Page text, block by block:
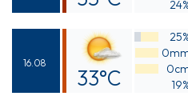
33°C
16.08
33°C